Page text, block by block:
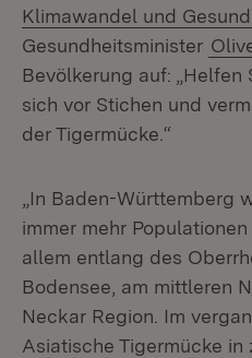
Klimawandel und
Gesundheitsminister
Bevölkerung auf: „Helfen
sich vor Stichen und
der Tigermücke.“
„In Baden-Württemberg
immer mehr
allem entlang des
Bodensee, am mittleren
Neckar Region. Im
Asiatische Tigermücke